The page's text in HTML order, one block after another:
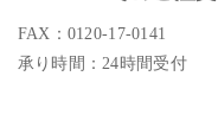
FAX：0120-17-0141
承り時間：24時間受付